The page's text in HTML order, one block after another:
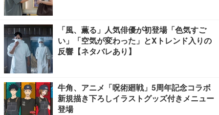
「風、薫る」人気俳優が初登場「色気すご
い」「空気が変わった」とXトレンド入りの
反響【ネタバレあり】
牛角、アニメ「呪術廻戦」5周年記念コラボ
新規描き下ろしイラストグッズ付きメニュー
登場